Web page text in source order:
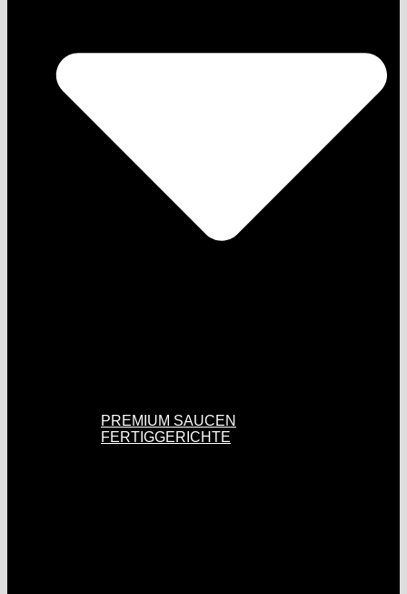
PREMIUM SAUCEN
FERTIGGERICHTE